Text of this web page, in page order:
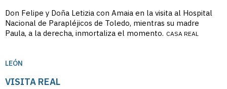
Don Felipe y Doña Letizia con Amaia en la visita al Hospital
Nacional de Parapléjicos de Toledo, mientras su madre
Paula, a la derecha, inmortaliza el momento. CASA REAL
LEÓN
VISITA REAL